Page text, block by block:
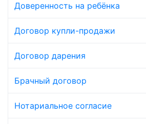
Доверенность на ребёнка
Договор купли-продажи
Договор дарения
Брачный договор
Нотариальное согласие